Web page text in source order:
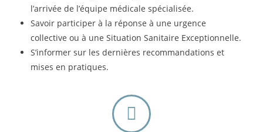
l’arrivée de l’équipe médicale spécialisée.
Savoir participer à la réponse à une urgence
collective ou à une Situation Sanitaire Exceptionnelle.
S’informer sur les dernières recommandations et
mises en pratiques.